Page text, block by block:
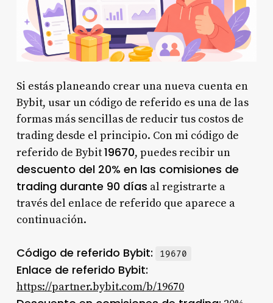
Si estás planeando crear una nueva cuenta en
Bybit, usar un código de referido es una de las
formas más sencillas de reducir tus costos de
trading desde el principio. Con mi código de
referido de Bybit19670, puedes recibir un
descuento del 20% en las comisiones de
trading durante 90 días al registrarte a
través del enlace de referido que aparece a
continuación.
Código de referido Bybit: 19670
Enlace de referido Bybit:
https://partner.bybit.com/b/19670